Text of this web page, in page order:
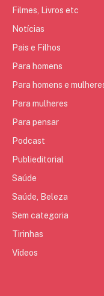
Filmes, Livros etc
Notícias
Pais e Filhos
Para homens
Para homens e
Para mulheres
Para pensar
Podcast
Publieditorial
Saúde
Saúde, Beleza
Sem categoria
Tirinhas
Vídeos